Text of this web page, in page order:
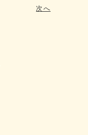
次へ